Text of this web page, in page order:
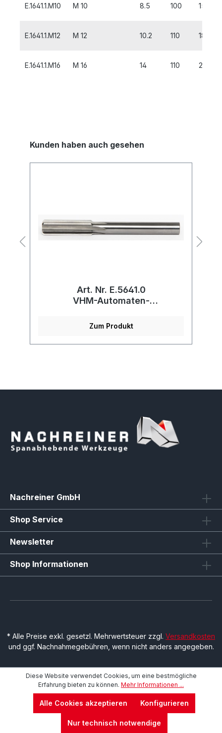
E.1641.1.M10 M 10 8.5 100 15
E.1641.1.M12 M 12 10.2 110 18
E.1641.1.M16 M 16 14 110 20
Kunden haben auch gesehen
Art. Nr. E.5641.0
VHM-Automaten-
Zum Produkt
Nachreiner GmbH
Shop Service
Newsletter
Shop Informationen
* Alle Preise exkl. gesetzl. Mehrwertsteuer zzgl. Versandkosten
und ggf. Nachnahmegebühren, wenn nicht anders angegeben.
Diese Website verwendet Cookies, um eine bestmögliche
Erfahrung bieten zu können. Mehr Informationen ...
Alle Cookies akzeptieren Konfigurieren
Nur technisch notwendige